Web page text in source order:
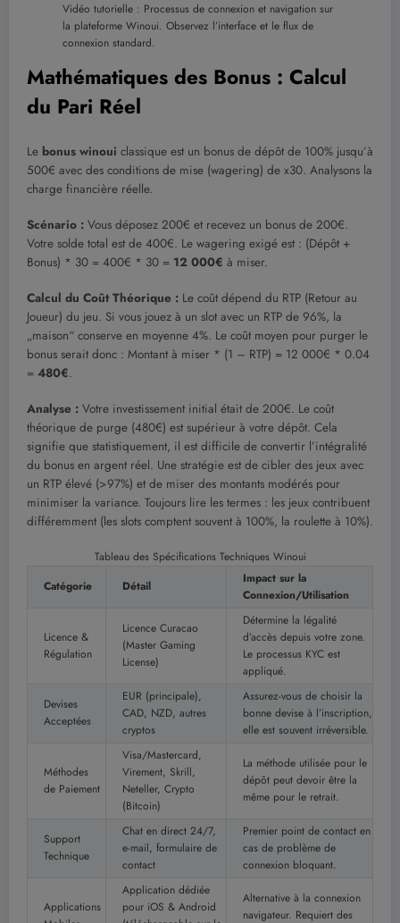
Vidéo tutorielle : Processus de connexion et navigation sur
la plateforme Winoui. Observez l’interface et le flux de
connexion standard.
Mathématiques des Bonus : Calcul
du Pari Réel
Le bonus winoui classique est un bonus de dépôt de 100% jusqu’à
500€ avec des conditions de mise (wagering) de x30. Analysons la
charge financière réelle.
Scénario : Vous déposez 200€ et recevez un bonus de 200€.
Votre solde total est de 400€. Le wagering exigé est : (Dépôt +
Bonus) * 30 = 400€ * 30 = 12 000€ à miser.
Calcul du Coût Théorique : Le coût dépend du RTP (Retour au
Joueur) du jeu. Si vous jouez à un slot avec un RTP de 96%, la
„maison“ conserve en moyenne 4%. Le coût moyen pour purger le
bonus serait donc : Montant à miser * (1 – RTP) = 12 000€ * 0.04
= 480€.
Analyse : Votre investissement initial était de 200€. Le coût
théorique de purge (480€) est supérieur à votre dépôt. Cela
signifie que statistiquement, il est difficile de convertir l’intégralité
du bonus en argent réel. Une stratégie est de cibler des jeux avec
un RTP élevé (>97%) et de miser des montants modérés pour
minimiser la variance. Toujours lire les termes : les jeux contribuent
différemment (les slots comptent souvent à 100%, la roulette à 10%).
Tableau des Spécifications Techniques Winoui
Catégorie
Détail
Impact sur la
Connexion/Utilisation
Licence &
Régulation
Licence Curacao
(Master Gaming
License)
Détermine la légalité
d’accès depuis votre zone.
Le processus KYC est
appliqué.
Devises
Acceptées
EUR (principale),
CAD, NZD, autres
cryptos
Assurez-vous de choisir la
bonne devise à l’inscription,
elle est souvent irréversible.
Méthodes
de Paiement
Visa/Mastercard,
Virement, Skrill,
Neteller, Crypto
(Bitcoin)
La méthode utilisée pour le
dépôt peut devoir être la
même pour le retrait.
Support
Technique
Chat en direct 24/7,
e-mail, formulaire de
contact
Premier point de contact en
cas de problème de
connexion bloquant.
Applications
Application dédiée
pour iOS & Android
Alternative à la connexion
navigateur. Requiert des